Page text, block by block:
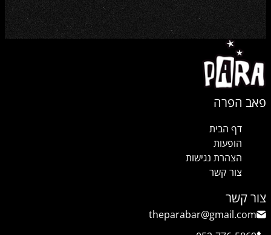
פאב הפרה
דף הבית
הופעות
הצהרת נגישות
צור קשר
צור קשר
theparabar@gmail.com